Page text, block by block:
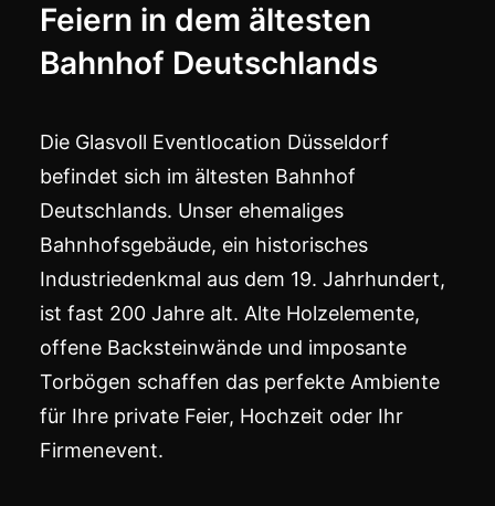
Feiern in dem ältesten
Bahnhof Deutschlands
Die Glasvoll Eventlocation Düsseldorf
befindet sich im ältesten Bahnhof
Deutschlands. Unser ehemaliges
Bahnhofsgebäude, ein historisches
Industriedenkmal aus dem 19. Jahrhundert,
ist fast 200 Jahre alt. Alte Holzelemente,
offene Backsteinwände und imposante
Torbögen schaffen das perfekte Ambiente
für Ihre private Feier, Hochzeit oder Ihr
Firmenevent.